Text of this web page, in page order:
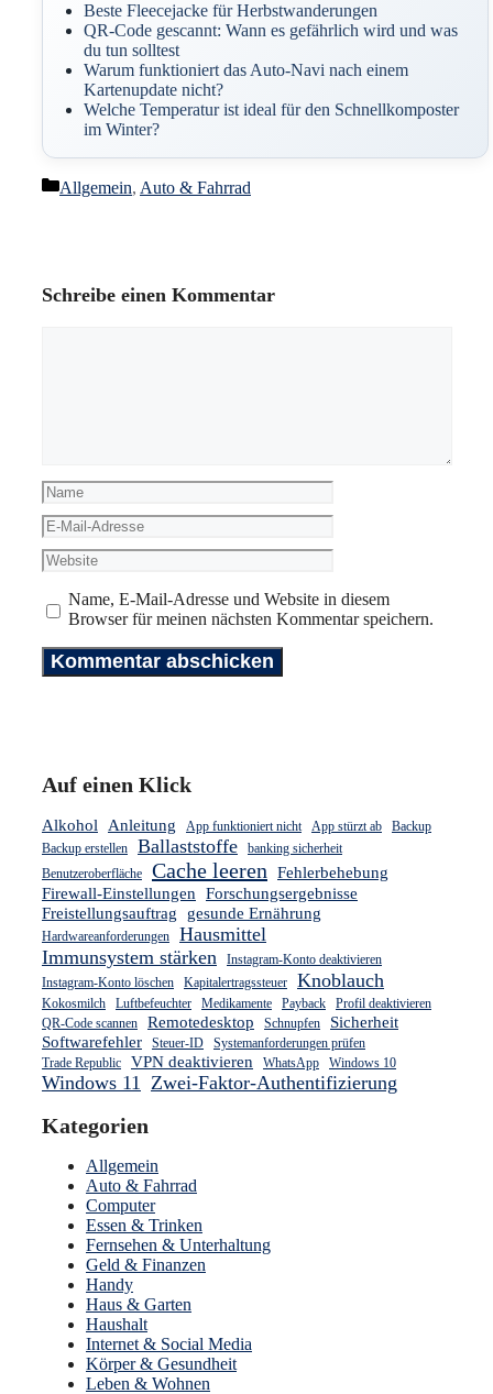
Beste Fleecejacke für Herbstwanderungen
QR-Code gescannt: Wann es gefährlich wird und was
du tun solltest
Warum funktioniert das Auto-Navi nach einem
Kartenupdate nicht?
Welche Temperatur ist ideal für den Schnellkomposter
im Winter?
Kategorien
Allgemein, Auto & Fahrrad
Schreibe einen Kommentar
Name
E-
Mail-
Adresse
Website
Name, E-Mail-Adresse und Website in diesem
Browser für meinen nächsten Kommentar speichern.
Auf einen Klick
Alkohol Anleitung App funktioniert nicht App stürzt ab
Backup
Backup erstellen
Ballaststoffe
banking sicherheit
Benutzeroberfläche
Cache leeren Fehlerbehebung
Firewall-Einstellungen Forschungsergebnisse
Freistellungsauftrag
gesunde Ernährung
Hardwareanforderungen
Hausmittel
Immunsystem stärken
Instagram-Konto deaktivieren
Instagram-Konto löschen
Kapitalertragssteuer Knoblauch
Kokosmilch Luftbefeuchter Medikamente Payback
Profil deaktivieren
QR-Code scannen
Remotedesktop Schnupfen
Sicherheit
Softwarefehler
Steuer-ID
Systemanforderungen prüfen
Trade Republic
VPN deaktivieren WhatsApp Windows 10
Windows 11 Zwei-Faktor-Authentifizierung
Kategorien
Allgemein
Auto & Fahrrad
Computer
Essen & Trinken
Fernsehen & Unterhaltung
Geld & Finanzen
Handy
Haus & Garten
Haushalt
Internet & Social Media
Körper & Gesundheit
Leben & Wohnen